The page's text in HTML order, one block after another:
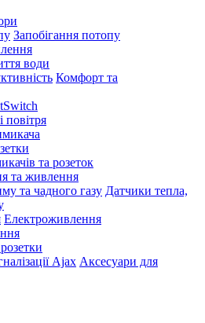
Запобігання потопу
води
Комфорт та
повітря
та розеток
та живлення
Датчики тепла,
Електроживлення
Аксесуари для